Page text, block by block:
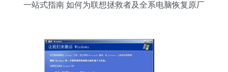
一站式指南 如何为联想拯救者及全系电脑恢复原厂